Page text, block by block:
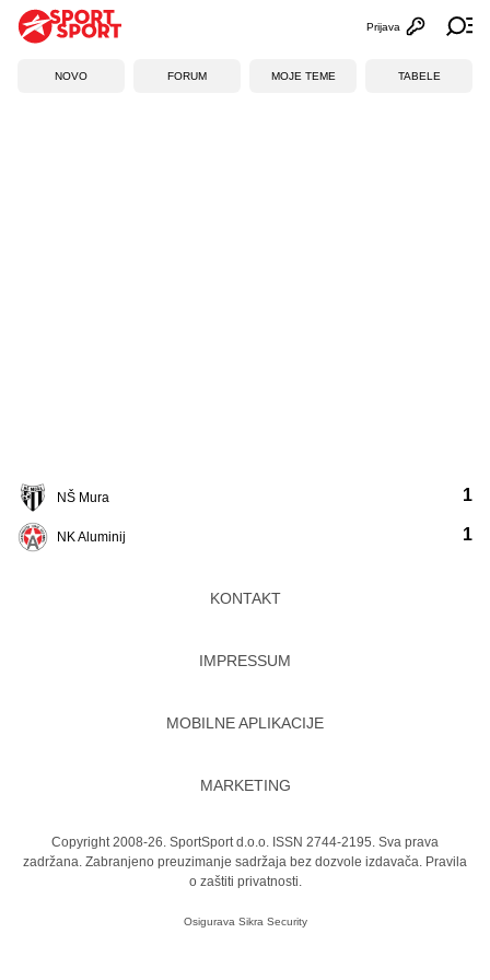
Otvori
Prijava
NOVO FORUM MOJE TEME TABELE
NŠ Mura
NK Aluminij
1
1
KONTAKT
IMPRESSUM
MOBILNE APLIKACIJE
MARKETING
Copyright 2008-26. SportSport d.o.o. ISSN 2744-2195. Sva prava
zadržana. Zabranjeno preuzimanje sadržaja bez dozvole izdavača. Pravila
o zaštiti privatnosti.
Osigurava Sikra Security